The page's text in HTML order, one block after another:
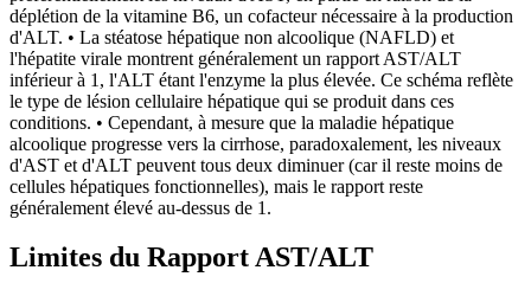
déplétion de la vitamine B6, un cofacteur nécessaire à la production
d'ALT. • La stéatose hépatique non alcoolique (NAFLD) et
l'hépatite virale montrent généralement un rapport AST/ALT
inférieur à 1, l'ALT étant l'enzyme la plus élevée. Ce schéma reflète
le type de lésion cellulaire hépatique qui se produit dans ces
conditions. • Cependant, à mesure que la maladie hépatique
alcoolique progresse vers la cirrhose, paradoxalement, les niveaux
d'AST et d'ALT peuvent tous deux diminuer (car il reste moins de
cellules hépatiques fonctionnelles), mais le rapport reste
généralement élevé au-dessus de 1.
Limites du Rapport AST/ALT